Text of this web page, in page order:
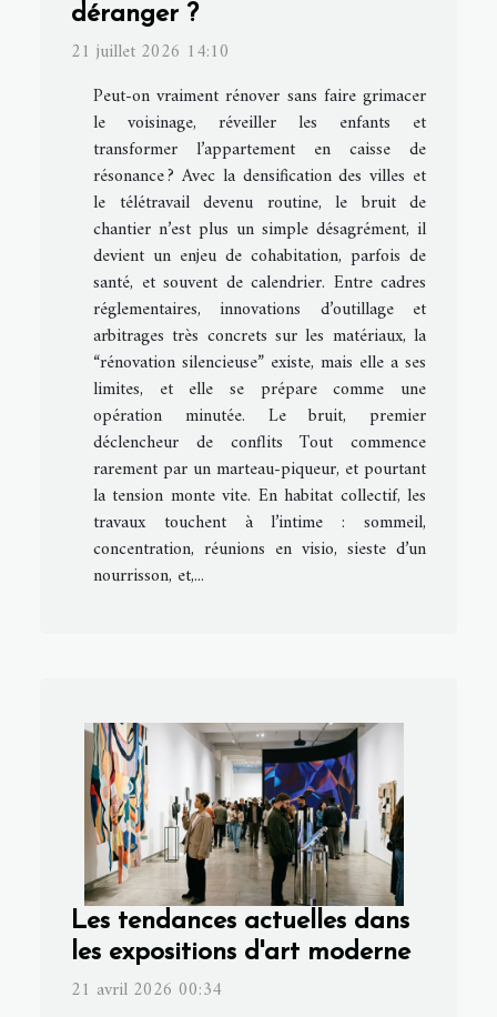
déranger ?
21 juillet 2026 14:10
Peut-on vraiment rénover sans faire grimacer
le voisinage, réveiller les enfants et
transformer l’appartement en caisse de
résonance ? Avec la densification des villes et
le télétravail devenu routine, le bruit de
chantier n’est plus un simple désagrément, il
devient un enjeu de cohabitation, parfois de
santé, et souvent de calendrier. Entre cadres
réglementaires, innovations d’outillage et
arbitrages très concrets sur les matériaux, la
“rénovation silencieuse” existe, mais elle a ses
limites, et elle se prépare comme une
opération minutée. Le bruit, premier
déclencheur de conflits Tout commence
rarement par un marteau-piqueur, et pourtant
la tension monte vite. En habitat collectif, les
travaux touchent à l’intime : sommeil,
concentration, réunions en visio, sieste d’un
nourrisson, et,...
Les tendances actuelles dans
les expositions d'art moderne
21 avril 2026 00:34